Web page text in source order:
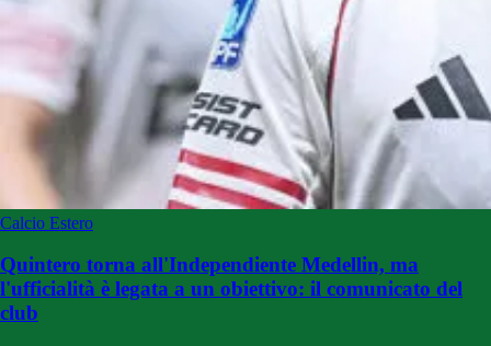
Calcio Estero
Quintero torna all'Independiente Medellin, ma
l'ufficialità è legata a un obiettivo: il comunicato del
club